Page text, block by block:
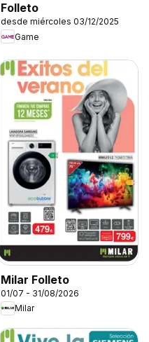
Folleto
desde miércoles 03/12/2025
Game
Milar Folleto
01/07 - 31/08/2026
Milar